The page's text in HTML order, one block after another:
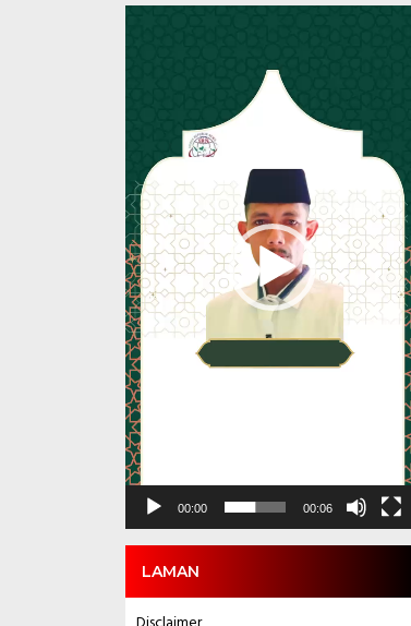
Pemutar
00:00 00:06
LAMAN